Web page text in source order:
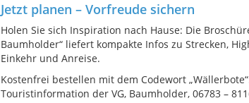
Jetzt planen – Vorfreude sichern
Holen Sie sich Inspiration nach Hause: Die
Baumholder“ liefert kompakte Infos zu Strecken,
Einkehr und Anreise.
Kostenfrei bestellen mit dem Codewort
Touristinformation der VG, Baumholder, 06783 –